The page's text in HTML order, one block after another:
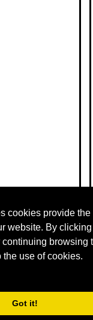
cookies provide the
website. By
continuing browsing
the use of cookies.
Got it!
auf dieser Website ist
haftet nicht für jede